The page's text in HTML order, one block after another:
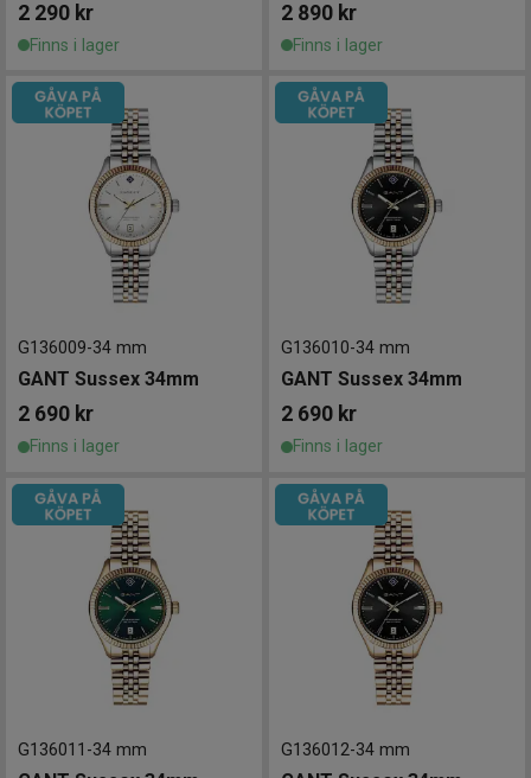
2 290 kr
Finns i lager
2 890 kr
Finns i lager
G136009-34 mm
GANT Sussex 34mm
2 690 kr
Finns i lager
G136010-34 mm
GANT Sussex 34mm
2 690 kr
Finns i lager
G136011 -34 mm G136012-34 mm